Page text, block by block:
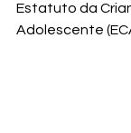
Estatuto da
Adolescente